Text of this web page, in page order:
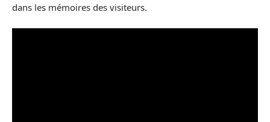
dans les mémoires des visiteurs.